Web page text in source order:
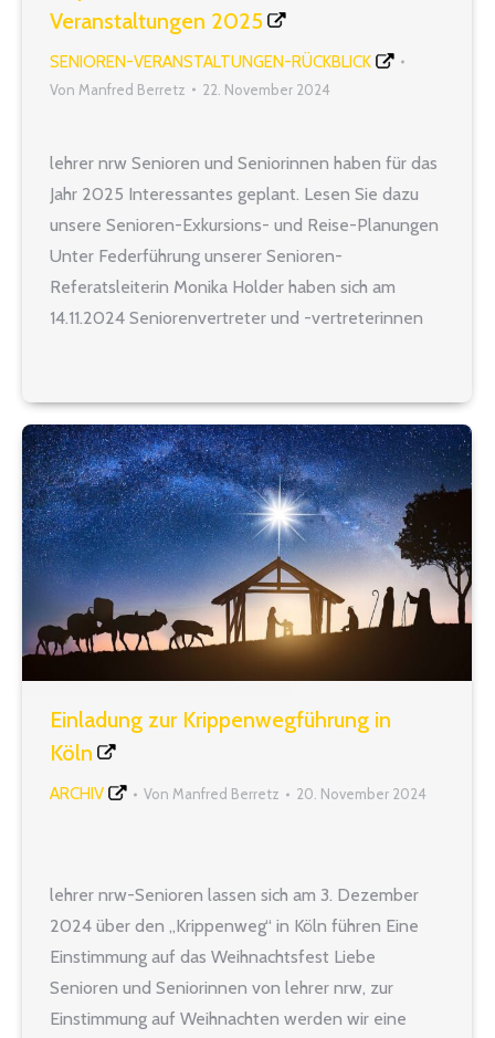
Veranstaltungen 2025
SENIOREN-VERANSTALTUNGEN-RÜCKBLICK
Von Manfred Berretz 22. November 2024
lehrer nrw Senioren und Seniorinnen haben für das
Jahr 2025 Interessantes geplant. Lesen Sie dazu
unsere Senioren-Exkursions- und Reise-Planungen
Unter Federführung unserer Senioren-
Referatsleiterin Monika Holder haben sich am
14.11.2024 Seniorenvertreter und -vertreterinnen
2025 zu entwickeln. So ist angedacht, am 19.
Februar in der…
Einladung zur Krippenwegführung in
Köln
ARCHIV Von Manfred Berretz 20. November 2024
lehrer nrw-Senioren lassen sich am 3. Dezember
2024 über den „Krippenweg“ in Köln führen Eine
Einstimmung auf das Weihnachtsfest Liebe
Senioren und Seniorinnen von lehrer nrw, zur
Einstimmung auf Weihnachten werden wir eine